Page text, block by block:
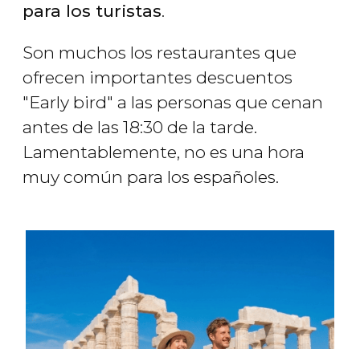
para los turistas.
Son muchos los restaurantes que
ofrecen importantes descuentos
"Early bird" a las personas que cenan
antes de las 18:30 de la tarde.
Lamentablemente, no es una hora
muy común para los españoles.